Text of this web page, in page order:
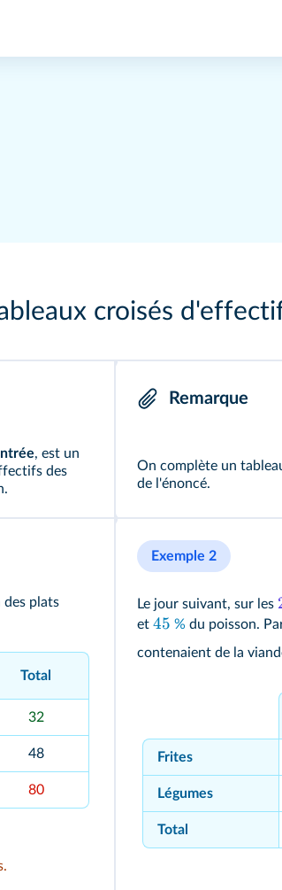
croisés
, est un
des
Remarque
On complète un
de l'énoncé.
plats
Total
32
48
80
Exemple 2
Le jour suivant, sur les
et 45 % du poisson.
contenaient de la
Frites
Légumes
Total